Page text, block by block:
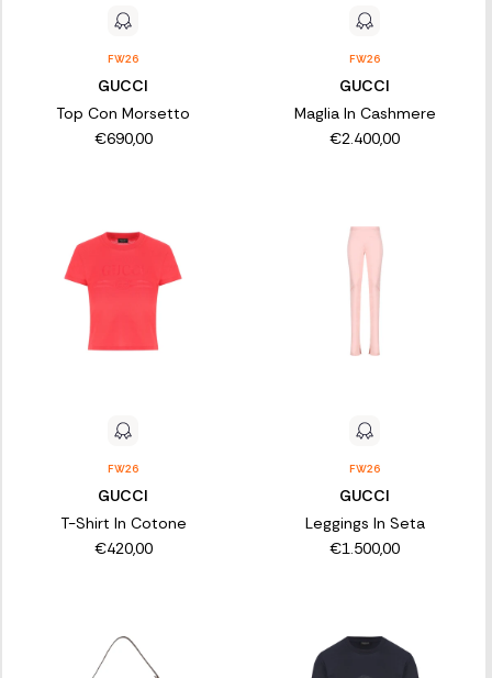
FW26
GUCCI
Top Con Morsetto
€690,00
FW26
GUCCI
Maglia In Cashmere
€2.400,00
FW26
GUCCI
T-Shirt In Cotone
€420,00
FW26
GUCCI
Leggings In Seta
€1.500,00